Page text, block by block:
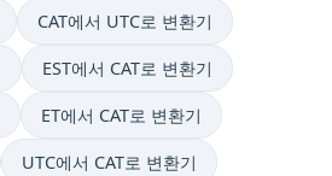
CAT에서 UTC로 변환기
EST에서 CAT로 변환기
ET에서 CAT로 변환기
UTC에서 CAT로 변환기